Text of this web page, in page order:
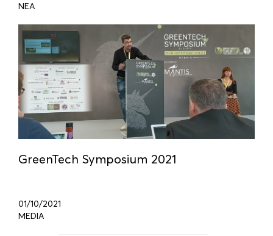
ΝΕΑ
GreenTech Symposium 2021
01/10/2021
MEDIA